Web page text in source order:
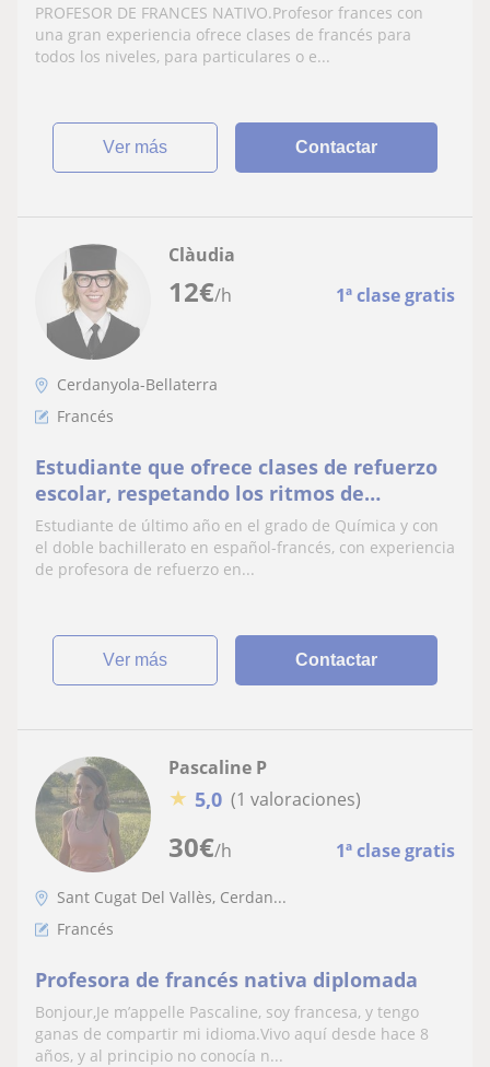
PROFESOR DE FRANCES NATIVO.Profesor frances con
una gran experiencia ofrece clases de francés para
todos los niveles, para particulares o e...
ver más Contactar
12€/h 1ª clase gratis
Clàudia
Cerdanyola-Bellaterra
Francés
Estudiante que ofrece clases de refuerzo
escolar, respetando los ritmos de
aprendizaje de cada alumno y
personalizando las clases
Estudiante de último año en el grado de Química y con
el doble bachillerato en español-francés, con experiencia
de profesora de refuerzo en...
ver más Contactar
30€/h 1ª clase gratis
Pascaline P
★ 5,0 (1 valoraciones)
Sant Cugat Del Vallès, Cerdan...
Francés
Profesora de francés nativa diplomada
Bonjour,Je m’appelle Pascaline, soy francesa, y tengo
ganas de compartir mi idioma.Vivo aquí desde hace 8
años, y al principio no conocía n...